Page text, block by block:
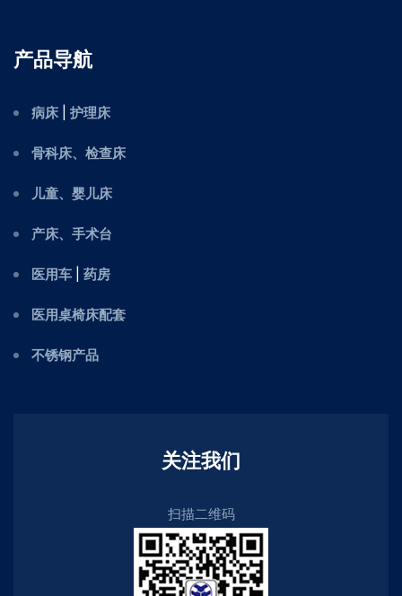
产品导航
病床 护理床
骨科床、检查床
儿童、婴儿床
产床、手术台
医用车 药房
医用桌椅床配套
不锈钢产品
关注我们
扫描二维码